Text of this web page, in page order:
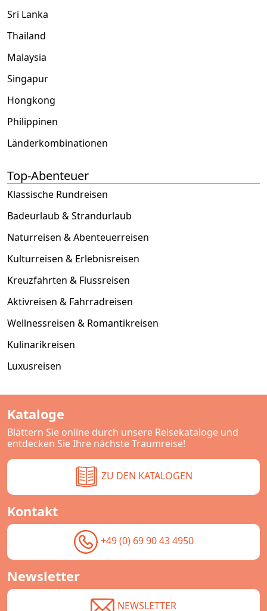
Sri Lanka
Thailand
Malaysia
Singapur
Hongkong
Philippinen
Länderkombinationen
Top-Abenteuer
Klassische Rundreisen
Badeurlaub & Strandurlaub
Naturreisen & Abenteuerreisen
Kulturreisen & Erlebnisreisen
Kreuzfahrten & Flussreisen
Aktivreisen & Fahrradreisen
Wellnessreisen & Romantikreisen
Kulinarikreisen
Luxusreisen
Kataloge
Blättern Sie online durch unsere Reisekataloge und
entdecken Sie Ihre nächste Traumreise!
ZU DEN KATALOGEN
Kontakt
+49 (0) 69 90 43 4950
Newsletter
NEWSLETTER